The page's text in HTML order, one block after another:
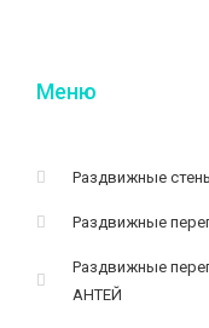
Меню
Раздвижные
Раздвижные
Раздвижные
АНТЕЙ